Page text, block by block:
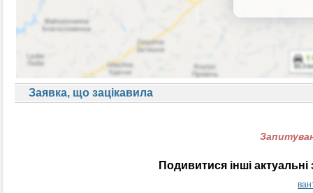
Заявка, що зацікавила
Подивитися інші